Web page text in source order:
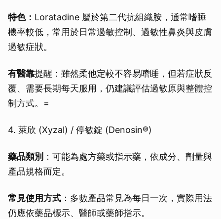
特色： Loratadine 屬於第二代抗組織胺，通常嗜睡
機率較低，常用於日常過敏控制、過敏性鼻炎與皮膚
過敏症狀。
有醫靠提醒：雖然柔他定較不容易嗜睡，但若症狀反
覆、需要長期每天服用，仍建議評估過敏原與整體控
制方式。=
4. 萊欣 (Xyzal) / 停敏錠 (Denosin®)
藥品類別 ：可能為處方藥或指示藥，依成分、劑量與
產品規格而定。
常見使用方式 ：多數產品常見為每日一次，實際用法
仍應依藥品標示、醫師或藥師指示。